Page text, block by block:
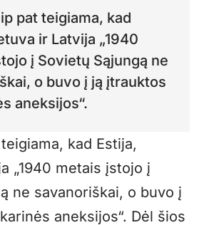
pat teigiama, kad
ir Latvija „1940
į Sovietų Sąjungą ne
o buvo į ją įtrauktos
aneksijos“.
kad Estija,
„1940 metais įstojo į
ne savanoriškai, o buvo į
aneksijos“. Dėl šios